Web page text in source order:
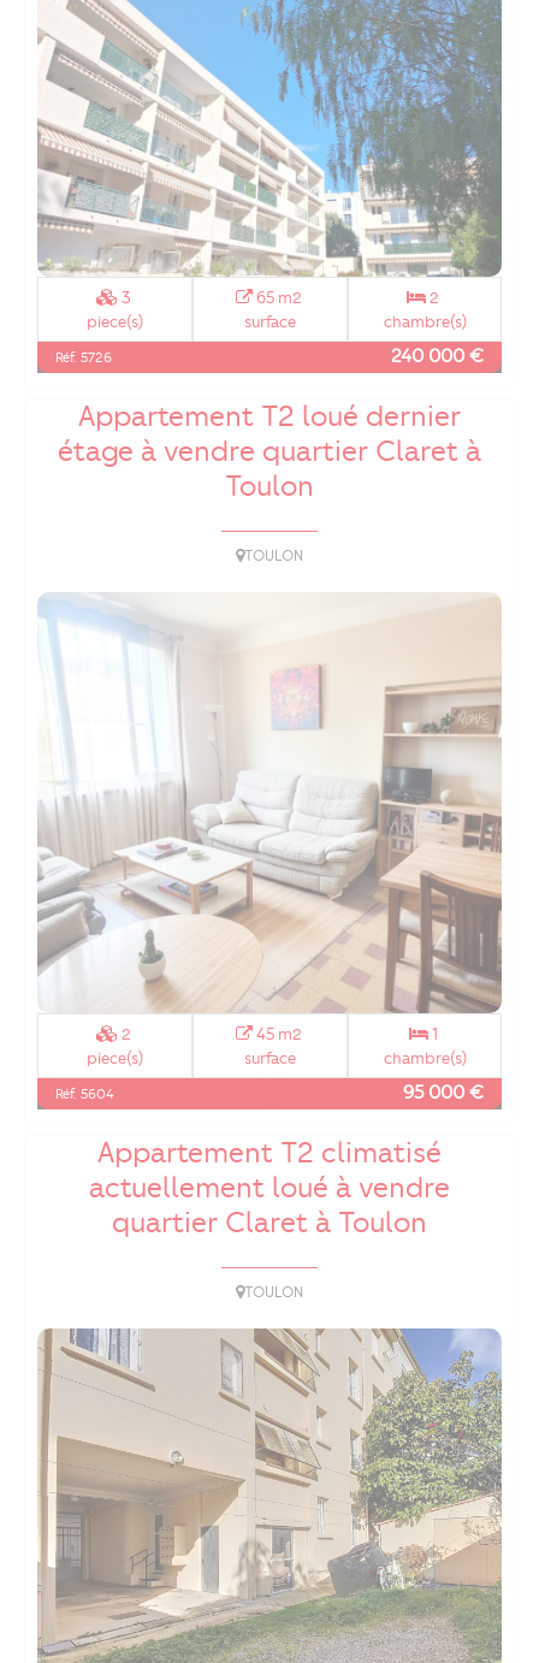
3
piece(s)
65 m2
surface
2
chambre(s)
Réf. 5726 240 000 €
Appartement T2 loué dernier
étage à vendre quartier Claret à
Toulon
TOULON
2
piece(s)
45 m2
surface
1
chambre(s)
Réf. 5604 95 000 €
Spécial investisseur !
Appartement T2 climatisé
actuellement loué à vendre
quartier Claret à Toulon
TOULON